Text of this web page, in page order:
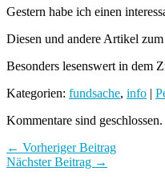
Gestern habe ich einen
Diesen und andere Artikel
Besonders lesenswert in dem
Kategorien: fundsache, info |
Kommentare sind geschlossen.
← Vorheriger Beitrag
Nächster Beitrag →